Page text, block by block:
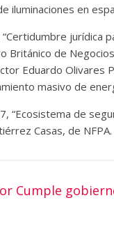
iluminaciones en
“Certidumbre jurídica
Británico de
Eduardo Olivares
masivo de
“Ecosistema de
Casas, de NFPA.
Cumple